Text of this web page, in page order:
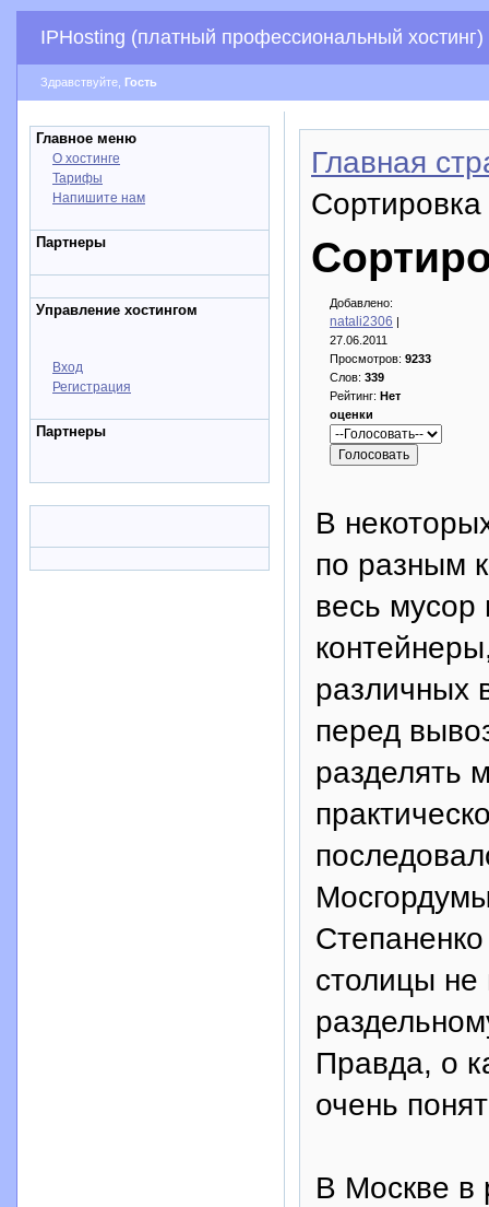
IPHosting (платный профессиональный хостинг)
Здравствуйте, Гость
Главное меню
О хостинге
Тарифы
Напишите нам
Партнеры
Управление хостингом
Вход
Регистрация
Партнеры
Главная
Добавлено:
natali2306 |
27.06.2011
Просмотров: 9233
Слов: 339
Рейтинг: Нет
оценки
В
по разным
весь
различных
перед
разделять
столицы не
Правда, о
очень
В Москве в